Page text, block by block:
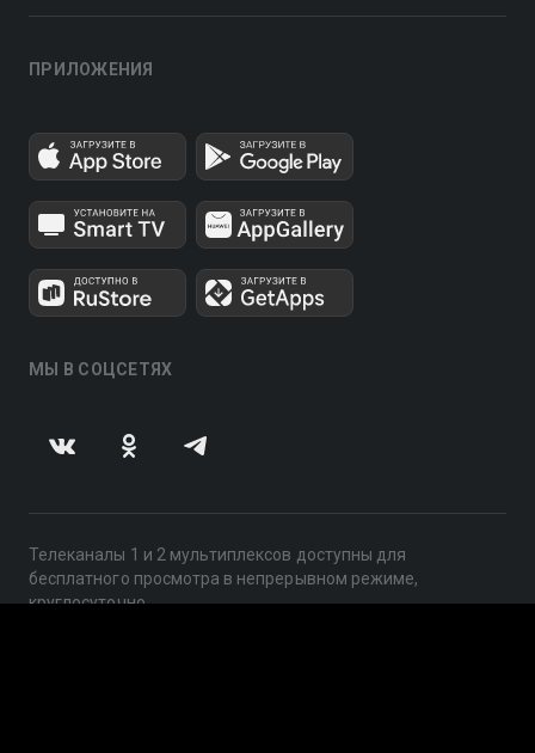
ПРИЛОЖЕНИЯ
МЫ В СОЦСЕТЯХ
Телеканалы 1 и 2 мультиплексов доступны для
бесплатного просмотра в непрерывном режиме,
круглосуточно.